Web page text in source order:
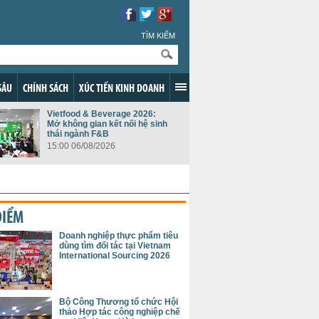
TÌM KIẾM
CHÍNH SÁCH XÚC TIẾN KINH DOANH
Vietfood & Beverage 2026:
Mở không gian kết nối hệ sinh
thái ngành F&B
15:00 06/08/2026
Doanh nghiệp thực phẩm tiêu
dùng tìm đối tác tại Vietnam
International Sourcing 2026
Bộ Công Thương tổ chức Hội
thảo Hợp tác công nghiệp chế